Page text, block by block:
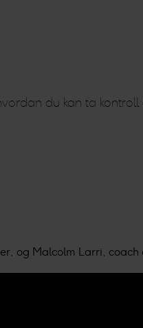
du kan ta
og Malcolm Larri,